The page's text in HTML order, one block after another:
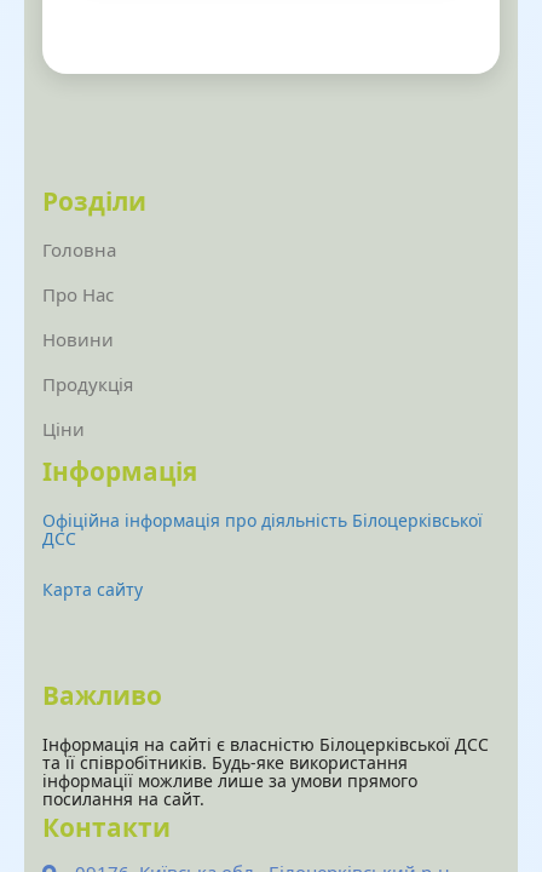
Розділи
Головна
Про Нас
Новини
Продукція
Ціни
Інформація
Офіційна інформація про діяльність Білоцерківської
ДСС
Карта сайту
Важливо
Інформація на сайті є власністю Білоцерківської ДСС
та її співробітників. Будь-яке використання
інформації можливе лише за умови прямого
посилання на сайт.
Контакти